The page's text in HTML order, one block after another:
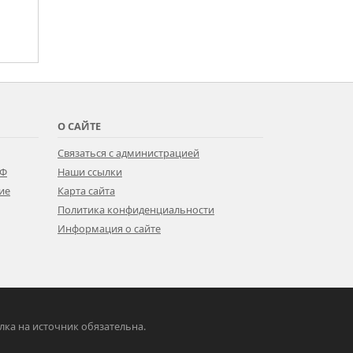
О САЙТЕ
Связаться с администрацией
Наши ссылки
Карта сайта
Политика конфиденциальности
Информация о сайте
на источник обязательна.